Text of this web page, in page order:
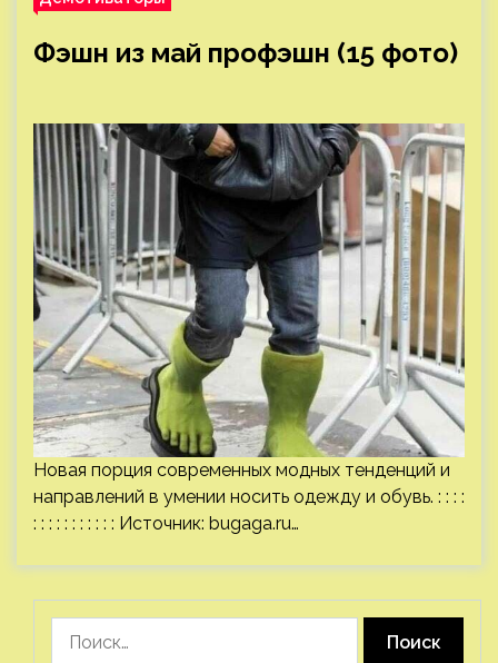
Фэшн из май профэшн (15 фото)
Новая порция современных модных тенденций и
направлений в умении носить одежду и обувь. : : : :
: : : : : : : : : : : Источник: bugaga.ru…